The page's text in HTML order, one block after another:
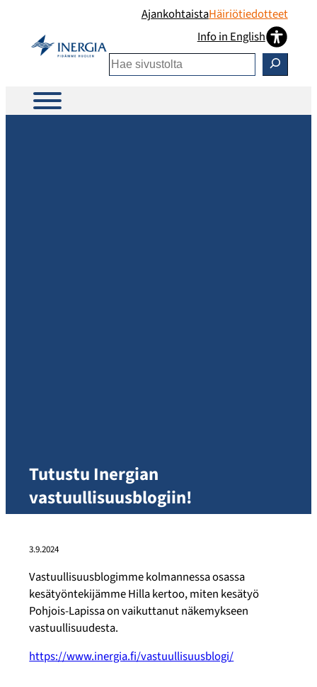
AjankohtaistaHäiriötiedotteet
Info in English
Etsi
Tutustu Inergian
vastuullisuusblogiin!
3.9.2024
Vastuullisuusblogimme kolmannessa osassa
kesätyöntekijämme Hilla kertoo, miten kesätyö
Pohjois-Lapissa on vaikuttanut näkemykseen
vastuullisuudesta.
https://www.inergia.fi/vastuullisuusblogi/